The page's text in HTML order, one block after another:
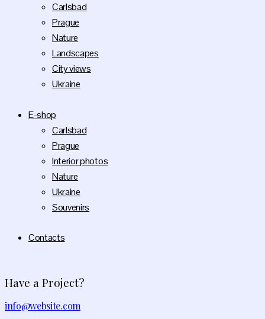
Carlsbad
Prague
Nature
Landscapes
City views
Ukraine
E-shop
Carlsbad
Prague
Interior photos
Nature
Ukraine
Souvenirs
Contacts
Have a Project?
info@website.com